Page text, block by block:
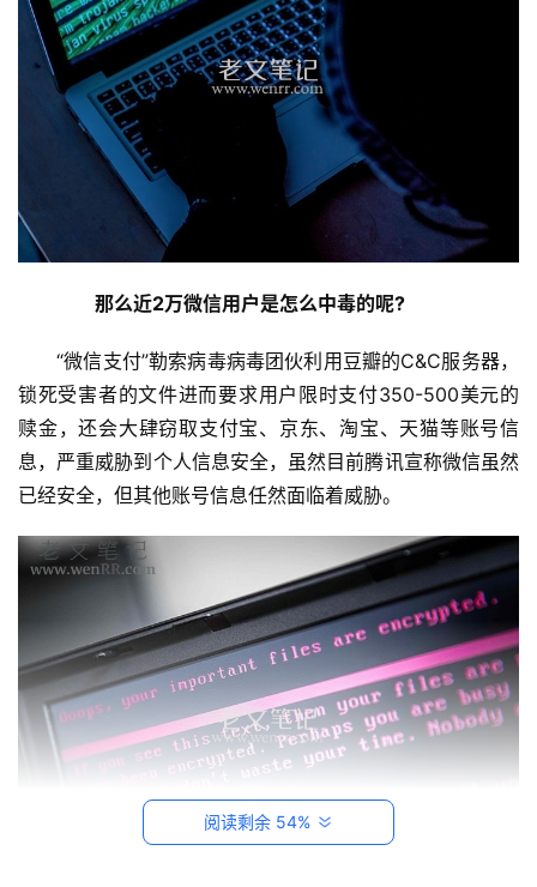
首
页
主
机
相
建
站
知
识
那么近2万微信用户是怎么中毒的呢?
“微信支付”勒索病毒病毒团伙利用豆瓣的C&C服务器，
锁死受害者的文件进而要求用户限时支付350-500美元的
赎金，还会大肆窃取支付宝、京东、淘宝、天猫等账号信
息，严重威胁到个人信息安全，虽然目前腾讯宣称微信虽然
已经安全，但其他账号信息任然面临着威胁。
阅读剩余 54%